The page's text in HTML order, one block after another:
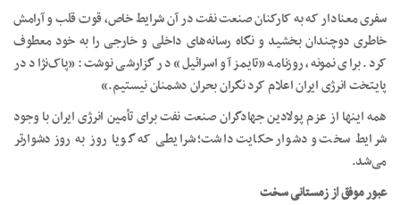
سفری معنادار که به کارکنان صنعت نفت در آن شرایط خاص، قوت قلب و آرامش
خاطری دوچندان ‌بخشید و نگاه رسانه‌های داخلی و خارجی را به خود معطوف
کرد. برای نمونه، روزنامه «تایمز آو اسرائیل» در گزارشی نوشت: «پاک‌نژاد در
پایتخت انرژی ایران اعلام کرد نگران بحران دشمنان نیستیم.»
همه اینها از عزم پولادین جهادگران صنعت نفت برای تأمین انرژی ایران با وجود
شرایط سخت و دشوار حکایت داشت؛ شرایطی که گویا روز به روز دشوارتر
می‌شد.
عبور موفق از زمستانی سخت